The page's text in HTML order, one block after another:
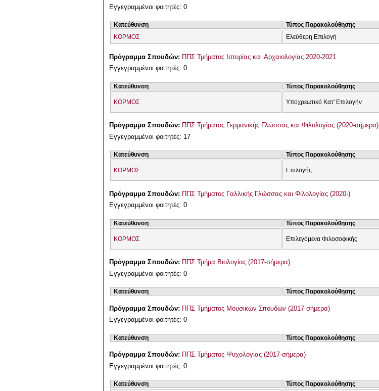
Εγγεγραμμένοι φοιτητές: 0
Κατεύθυνση Τύπος Παρακολούθησης
ΚΟΡΜΟΣ
Ελεύθερη Επιλογή
Πρόγραμμα Σπουδών: ΠΠΣ Τμήματος Ιστορίας και Αρχαιολογίας 2020-2021
Εγγεγραμμένοι φοιτητές: 0
Κατεύθυνση Τύπος Παρακολούθησης
ΚΟΡΜΟΣ Υποχρεωτικό Κατ' Επιλογήν
Πρόγραμμα Σπουδών: ΠΠΣ Τμήματος Γερμανικής Γλώσσας και Φιλολογίας (2020-σήμερα)
Εγγεγραμμένοι φοιτητές: 17
Κατεύθυνση Τύπος Παρακολούθησης
ΚΟΡΜΟΣ Επιλογής
Πρόγραμμα Σπουδών: ΠΠΣ Τμήματος Γαλλικής Γλώσσας και Φιλολογίας (2020-)
Εγγεγραμμένοι φοιτητές: 0
Κατεύθυνση Τύπος Παρακολούθησης
ΚΟΡΜΟΣ Επιλεγόμενα Φιλοσοφικής
Πρόγραμμα Σπουδών: ΠΠΣ Τμήμα Βιολογίας (2017-σήμερα)
Εγγεγραμμένοι φοιτητές: 0
Κατεύθυνση Τύπος Παρακολούθησης
Πρόγραμμα Σπουδών: ΠΠΣ Τμήματος Μουσικών Σπουδών (2017-σήμερα)
Εγγεγραμμένοι φοιτητές: 0
Κατεύθυνση Τύπος Παρακολούθησης
Πρόγραμμα Σπουδών: ΠΠΣ Τμήματος Ψυχολογίας (2017-σήμερα)
Εγγεγραμμένοι φοιτητές: 0
Κατεύθυνση Τύπος Παρακολούθησης